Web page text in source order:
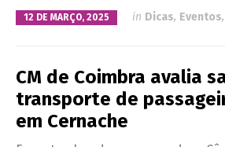
12 DE MARÇO, 2025 in Dicas, Eventos,
CM de Coimbra avalia
transporte de
em Cernache